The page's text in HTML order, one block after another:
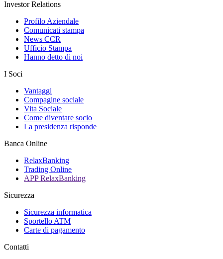
Investor Relations
Profilo Aziendale
Comunicati stampa
News CCR
Ufficio Stampa
Hanno detto di noi
I Soci
Vantaggi
Compagine sociale
Vita Sociale
Come diventare socio
La presidenza risponde
Banca Online
RelaxBanking
Trading Online
APP RelaxBanking
Sicurezza
Sicurezza informatica
Sportello ATM
Carte di pagamento
Contatti